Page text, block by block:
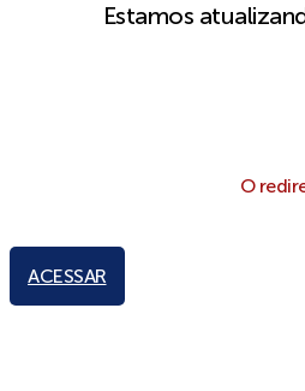
Estamos
O
ACESSAR